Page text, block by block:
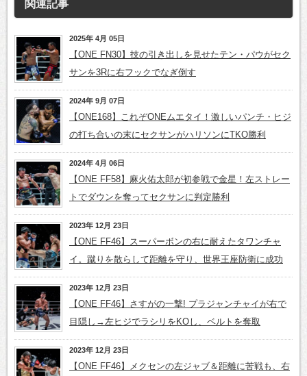
関連記事
2025年 4月 05日
【ONE FN30】技の引き出しを見せたテン・パウがセク
サンを3Rに右フックでなぎ倒す
2024年 9月 07日
【ONE168】これぞONEムエタイ！激しいパンチ・ヒジ
の打ち合いの末にセクサンがハリソンにTKO勝利
2024年 4月 06日
【ONE FF58】麻火佑太郎が初参戦で金星！左ストレー
トでダウンを奪ってセクサンに判定勝利
2023年 12月 23日
【ONE FF46】スーパーボンの右に耐えたタワンチャ
イ。蹴りを散らして距離を守り、世界王座防衛に成功
2023年 12月 23日
【ONE FF46】さすがの一撃! プラジャンチャイが右で
目隠し→左ヒジでラシリをKOし、ベルトを奪取
2023年 12月 23日
【ONE FF46】メクセンの左ジャブ＆距離に苦戦も、右